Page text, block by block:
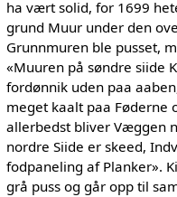
ha vært solid, for 1699
grund Muur under den
Grunnmuren ble pusset,
«Muuren på søndre siide
fordønnik uden paa
meget kaalt paa Føderne
allerbedst bliver Væggen
nordre Siide er skeed,
fodpaneling af Planker».
grå puss og går opp til